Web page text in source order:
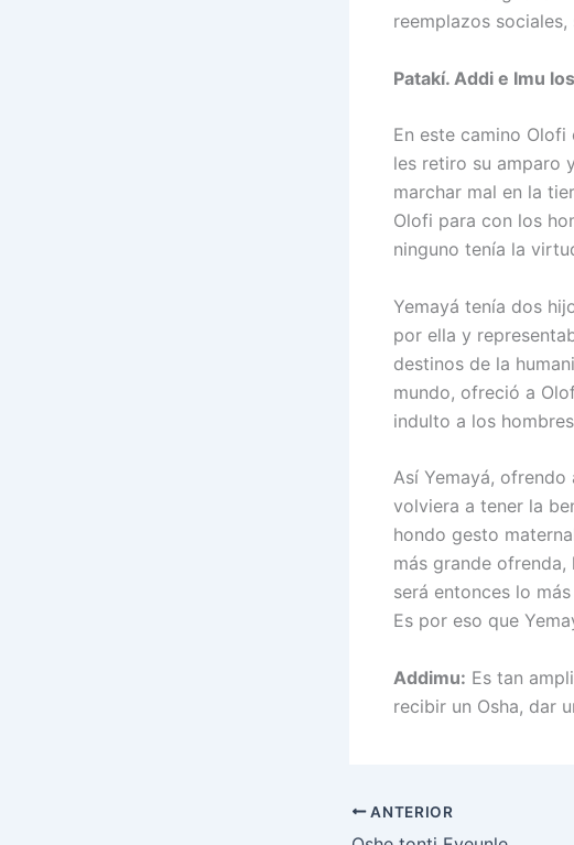
reemplazos
Patakí. Addi e Imu
En este camino
les retiro su amparo
marchar mal en la
Olofi para con los
ninguno tenía la
Yemayá tenía dos
por ella y
destinos de la
mundo, ofreció a
indulto a los
Así Yemayá,
volviera a tener la
hondo gesto
más grande
será entonces lo
Es por eso que
Addimu: Es tan
recibir un Osha, dar
ANTERIOR